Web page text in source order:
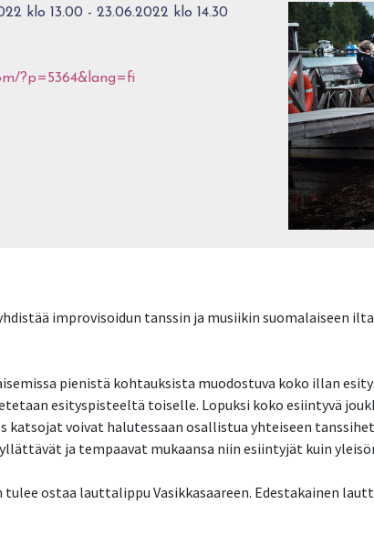
klo 13.00 - 23.06.2022 klo 14.30
?p=5364&lang=fi
improvisoidun tanssin ja musiikin suomalaiseen
pienistä kohtauksista muodostuva koko illan
esityspisteeltä toiselle. Lopuksi koko esiintyvä
katsojat voivat halutessaan osallistua yhteiseen
ja tempaavat mukaansa niin esiintyjät kuin
ostaa lauttalippu Vasikkasaareen. Edestakainen